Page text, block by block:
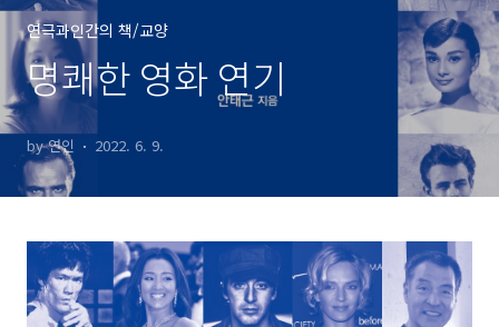
연극과인간의 책/교양
명쾌한 영화 연기
by 연인 2022. 6. 9.